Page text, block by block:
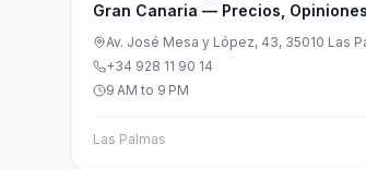
Gran Canaria — Precios,
Av. José Mesa y López, 43, 35010 Las
Canaria, Las Palmas, España
+34 928 11 90 14
9 AM to 9 PM
Las Palmas